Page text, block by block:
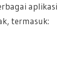
aplikasi
termasuk: